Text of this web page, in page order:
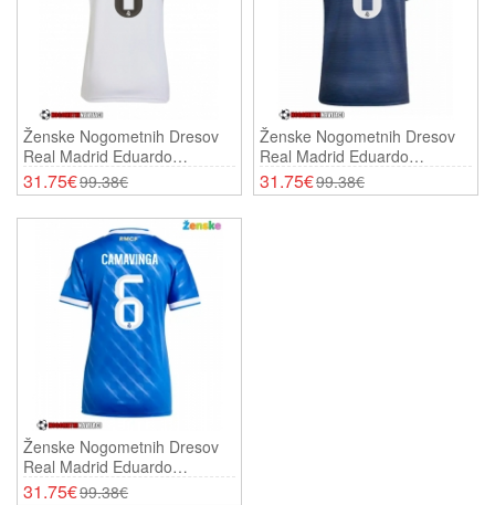
Ženske Nogometnih Dresov
Real Madrid Eduardo
Camavinga #6 Domači 2025-
26 Kratki Rokavi
31.75€99.38€
Ženske Nogometnih Dresov
Real Madrid Eduardo
Camavinga #6 Gostujoči
2025-26 Kratki Rokavi
31.75€99.38€
Ženske Nogometnih Dresov
Real Madrid Eduardo
Camavinga #6 Tretji 2025-26
31.75€99.38€